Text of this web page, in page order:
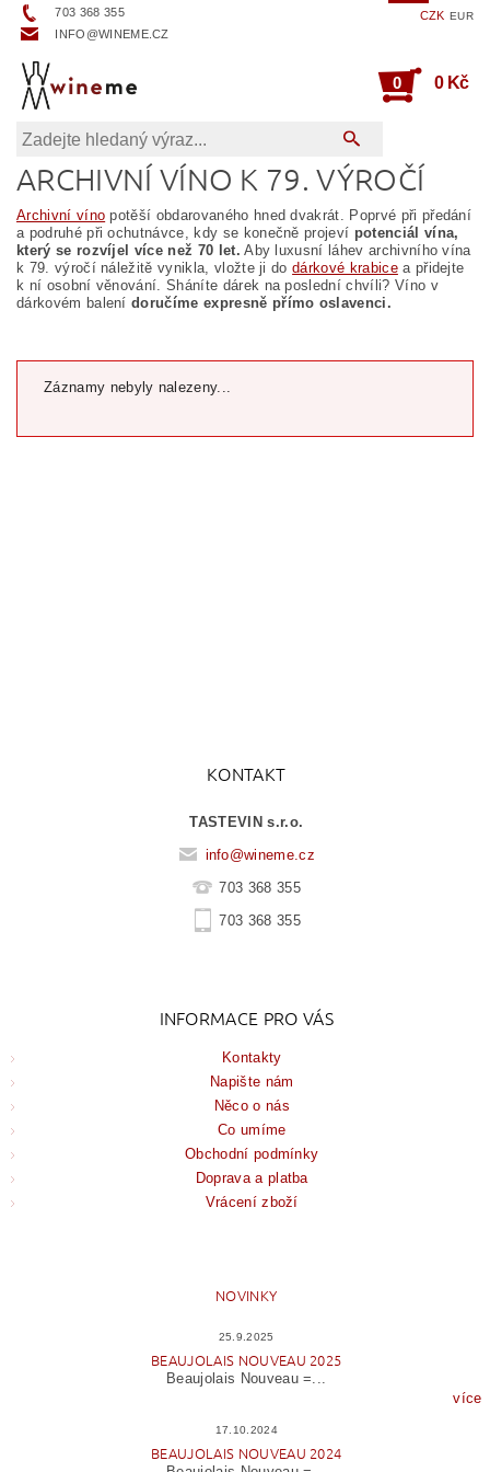
703 368 355
INFO@WINEME.CZ
CZK EUR
0 0 Kč
ARCHIVNÍ VÍNO K 79. VÝROČÍ
Archivní víno potěší obdarovaného hned dvakrát. Poprvé při předání
a podruhé při ochutnávce, kdy se konečně projeví potenciál vína,
který se rozvíjel více než 70 let. Aby luxusní láhev archivního vína
k 79. výročí náležitě vynikla, vložte ji dodárkové krabicea přidejte
k ní osobní věnování. Sháníte dárek na poslední chvíli? Víno v
dárkovém balenídoručíme expresně přímo oslavenci.
Záznamy nebyly nalezeny...
KONTAKT
TASTEVIN s.r.o.
info@wineme.cz
703 368 355
703 368 355
INFORMACE PRO VÁS
Kontakty
Napište nám
Něco o nás
Co umíme
Obchodní podmínky
Doprava a platba
Vrácení zboží
NOVINKY
25.9.2025
BEAUJOLAIS NOUVEAU 2025
Beaujolais Nouveau =...
více
17.10.2024
BEAUJOLAIS NOUVEAU 2024